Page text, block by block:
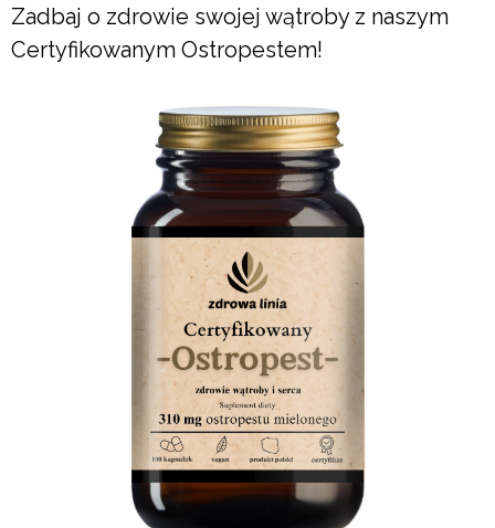
Zadbaj o zdrowie swojej wątroby z naszym
Certyfikowanym Ostropestem!